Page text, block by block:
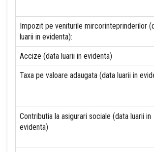
Impozit pe veniturile mircorinteprinderilor
luarii in evidenta):
Accize (data luarii in evidenta)
Taxa pe valoare adaugata (data luarii in
Contributia la asigurari sociale (data luarii in
evidenta)